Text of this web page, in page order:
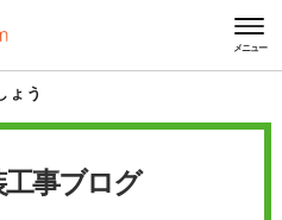
メニュー
ょう
事ブログ